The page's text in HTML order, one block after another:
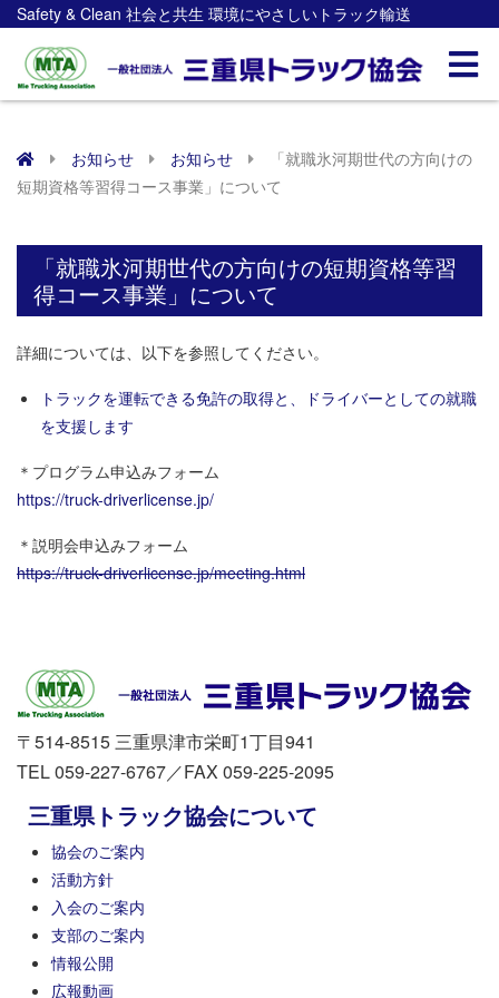
Safety & Clean 社会と共生 環境にやさしいトラック輸送
お知らせ お知らせ
「就職氷河期世代の方向けの
短期資格等習得コース事業」について
「就職氷河期世代の方向けの短期資格等習
得コース事業」について
詳細については、以下を参照してください。
トラックを運転できる免許の取得と、ドライバーとしての就職
を支援します
＊プログラム申込みフォーム
https://truck-driverlicense.jp/
＊説明会申込みフォーム
https://truck-driverlicense.jp/meeting.html
〒514-8515 三重県津市栄町1丁目941
TEL 059-227-6767／FAX 059-225-2095
三重県トラック協会について
協会のご案内
活動方針
入会のご案内
支部のご案内
情報公開
広報動画